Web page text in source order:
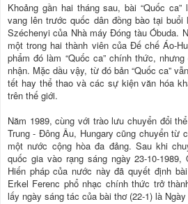
Khoảng gần hai tháng sau, bài “Quốc
vang lên trước quốc dân đồng bào tại
Széchenyi của Nhà máy Đóng tàu Óbuda.
một trong hai thành viên của Đế chế Áo-
phẩm đó làm “Quốc ca” chính thức,
nhận. Mặc dầu vậy, từ đó bản “Quốc ca”
tết hay thể thao và các sự kiện văn hóa
trên thế giới.
Năm 1989, cùng với trào lưu chuyển đổi
Trung - Đông Âu, Hungary cũng chuyển từ
một nước cộng hòa đa đảng. Sau khi
quốc gia vào rạng sáng ngày 23-10-1989,
Hiến pháp của nước này đã quyết định
Erkel Ferenc phổ nhạc chính thức trở
lấy ngày sáng tác của bài thơ (22-1) là